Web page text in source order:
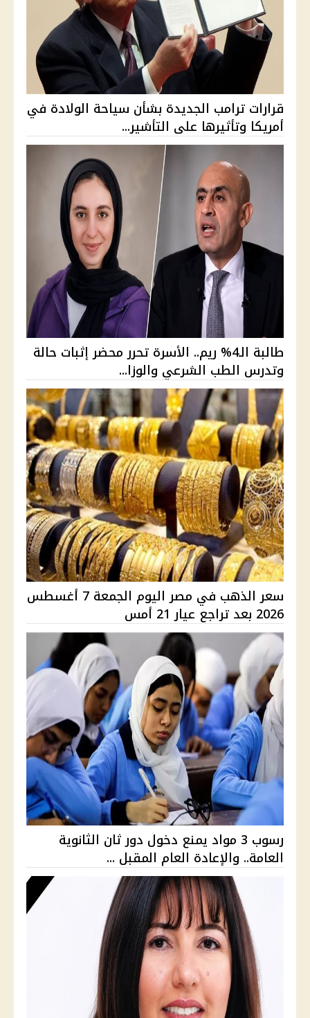
قرارات ترامب الجديدة بشأن سياحة الولادة في
أمريكا وتأثيرها على التأشير...
طالبة الـ4% ريم.. الأسرة تحرر محضر إثبات حالة
وتدرس الطب الشرعي والوزا...
سعر الذهب في مصر اليوم الجمعة 7 أغسطس
2026 بعد تراجع عيار 21 أمس
رسوب 3 مواد يمنع دخول دور ثان الثانوية
العامة.. والإعادة العام المقبل ...